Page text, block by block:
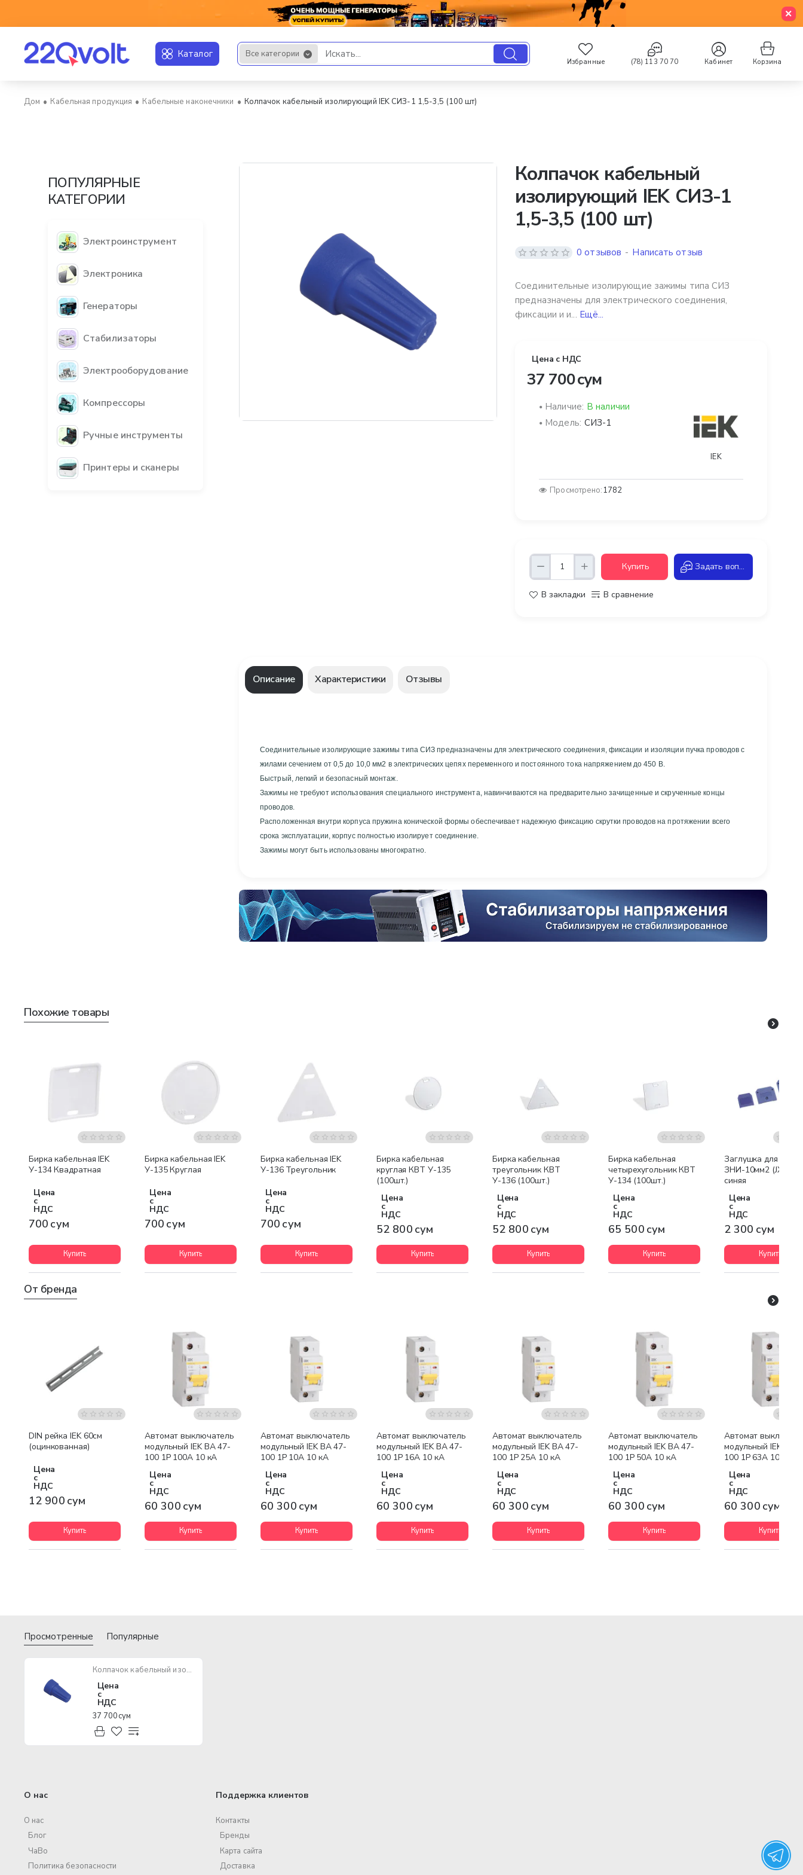
Каталог Все категории
Искать... Избранные (78) 113 70 70 Кабинет Корзина
Кабельная продукция Кабельные наконечники Колпачок кабельный изолирующий IEK СИЗ-1 1,5-3,5 (100 шт)
ПОПУЛЯРНЫЕ
КАТЕГОРИИ
Электроинструмент
Электроника
Генераторы
Стабилизаторы
Электрооборудование
Компрессоры
Ручные инструменты
Принтеры и сканеры
Колпачок кабельный
изолирующий IEK СИЗ-1
1,5-3,5 (100 шт)
Соединительные изолирующие зажимы типа СИЗ
предназначены для электрического соединения,
фиксации и и... Ещё...
0 отзывов - Написать отзыв
Цена с НДС
37 700 сум
Наличие: В наличии
Модель: СИЗ-1
IEK
Просмотрено:1782
Купить Задать вопрос
В закладки В сравнение
Описание Характеристики Отзывы
Соединительные изолирующие зажимы типа СИЗ предназначены для электрического соединения, фиксации и изоляции пучка проводов с
жилами сечением от 0,5 до 10,0 мм2 в электрических цепях переменного и постоянного тока напряжением до 450 В.
Быстрый, легкий и безопасный монтаж.
Зажимы не требуют использования специального инструмента, навинчиваются на предварительно зачищенные и скрученные концы
проводов.
Расположенная внутри корпуса пружина конической формы обеспечивает надежную фиксацию скрутки проводов на протяжении всего
срока эксплуатации, корпус полностью изолирует соединение.
Зажимы могут быть использованы многократно.
Похожие товары
Бирка кабельная IEK
У-134 Квадратная
Цена
с
НДС
700 сум
Купить
Бирка кабельная IEK
У-135 Круглая
Цена
с
НДС
700 сум
Купить
Бирка кабельная IEK
У-136 Треугольник
Цена
с
НДС
700 сум
Купить
Бирка кабельная
круглая КВТ У-135
(100шт.)
Цена
с
НДС
52 800 сум
Купить
Бирка кабельная
треугольник КВТ
У-136 (100шт.)
Цена
с
НДС
52 800 сум
Купить
Бирка кабельная
четырехугольник КВТ
У-134 (100шт.)
Цена
с
НДС
65 500 сум
Купить
Заглушка для IEK
ЗНИ-10мм2
синяя
Цена
с
НДС
2 300 сум
Купить
От бренда
DIN рейка IEK 60см
(оцинкованная)
Цена
с
НДС
12 900 сум
Купить
Автомат выключатель
модульный IEK ВА 47-
100 1P 100А 10 кА
Цена
с
НДС
60 300 сум
Купить
Автомат выключатель
модульный IEK ВА 47-
100 1P 10А 10 кА
Цена
с
НДС
60 300 сум
Купить
Автомат выключатель
модульный IEK ВА 47-
100 1P 16А 10 кА
Цена
с
НДС
60 300 сум
Купить
Автомат выключатель
модульный IEK ВА 47-
100 1P 25А 10 кА
Цена
с
НДС
60 300 сум
Купить
Автомат выключатель
модульный IEK ВА 47-
100 1P 50А 10 кА
Цена
с
НДС
60 300 сум
Купить
Автомат
модульный IEK ВА
100 1P 63А 10 кА
Цена
с
НДС
60 300 сум
Купить
Просмотренные Популярные
Колпачок кабельный изолирующий IEK СИЗ-1 1,5-3,5 (100 шт)
Цена
с
НДС
37 700 сум
О нас
О нас
Блог
ЧаВо
Политика безопасности
Поддержка клиентов
Контакты
Бренды
Карта сайта
Доставка